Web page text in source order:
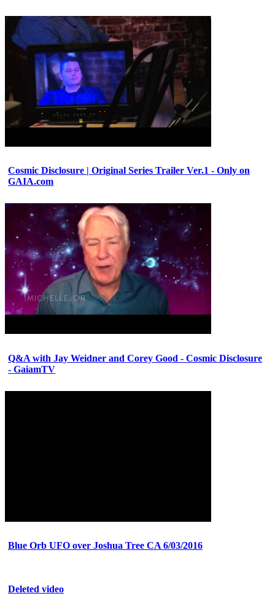
Cosmic Disclosure | Original Series Trailer Ver.1 - Only on
GAIA.com
Q&A with Jay Weidner and Corey Good - Cosmic Disclosure
- GaiamTV
Blue Orb UFO over Joshua Tree CA 6/03/2016
Deleted video